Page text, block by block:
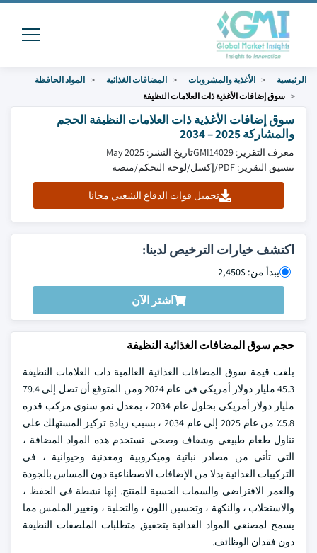
الرئيسية الأغذية والمشروبات المضافات الغذائية
المواد الحافظة
سوق إضافات الأغذية ذات العلامات النظيفة
سوق إضافات الأغذية ذات العلامات النظيفة الحجم
والمشاركة 2025 – 2034
معرف التقرير: GMI14029
تاريخ النشر: May 2025
تنسيق التقرير: PDF/إكسل/لوحة التحكم/منصة
تحميل قوات الدفاع الشعبي مجانا
اكتشف خيارات الترخيص لدينا:
يبدأ من: $2,450
اشتر الآن
حجم سوق المضافات الغذائية النظيفة
بلغت قيمة سوق المضافات الغذائية العالمية ذات العلامات النظيفة
45.3 مليار دولار أمريكي في عام 2024 ومن المتوقع أن تصل إلى 79.4
مليار دولار أمريكي بحلول عام 2034 ، بمعدل نمو سنوي مركب قدره
5.8٪ من عام 2025 إلى عام 2034 ، بسبب زيادة تركيز المستهلك على
تناول طعام طبيعي وشفاف وصحي. تستخدم هذه المواد المضافة ،
التي تأتي من مصادر نباتية وميكروبية ومعدنية وحيوانية ، في
التركيبات الغذائية بدلا من الإضافات الاصطناعية دون المساس بالجودة
والعمر الافتراضي والسمات الحسية للمنتج. إنها نشطة في الحفظ ،
والاستحلاب ، والنكهة ، وتحسين اللون ، والتحلية ، وتغيير الملمس مما
يسمح لمصنعي المواد الغذائية بتحقيق متطلبات الملصقات النظيفة
دون فقدان الوظائف.